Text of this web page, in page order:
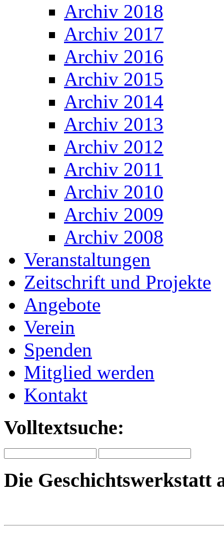
Archiv 2018
Archiv 2017
Archiv 2016
Archiv 2015
Archiv 2014
Archiv 2013
Archiv 2012
Archiv 2011
Archiv 2010
Archiv 2009
Archiv 2008
Veranstaltungen
Zeitschrift und Projekte
Angebote
Verein
Spenden
Mitglied werden
Kontakt
Volltextsuche:
Die Geschichtswerkstatt